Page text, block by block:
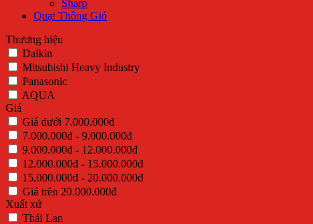
Sharp
Quạt Thông Gió
Thương hiệu
Daikin
Mitsubishi Heavy Industry
Panasonic
AQUA
Giá
Giá dưới 7.000.000đ
7.000.000đ - 9.000.000đ
9.000.000đ - 12.000.000đ
12.000.000đ - 15.000.000đ
15.000.000đ - 20.000.000đ
Giá trên 20.000.000đ
Xuất xứ
Thái Lan